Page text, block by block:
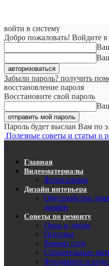
войти в систему
Добро пожаловать! Войдите
Забыли пароль? получить
восстановление пароля
Восстановите свой пароль
Пароль будет выслан Вам по
Полезные советы и статьи о
Главная
Видеоматериалы
Фотогалерея
Дизайн интерьера
Обустройство
дизайн
Советы по ремонту
Окна и двери
Потолки
Ремонт стен
Строительные
Фундамент и